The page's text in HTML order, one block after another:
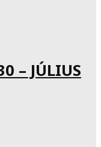
– JÚLIUS